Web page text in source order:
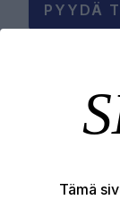
PYYDÄ
Tämä